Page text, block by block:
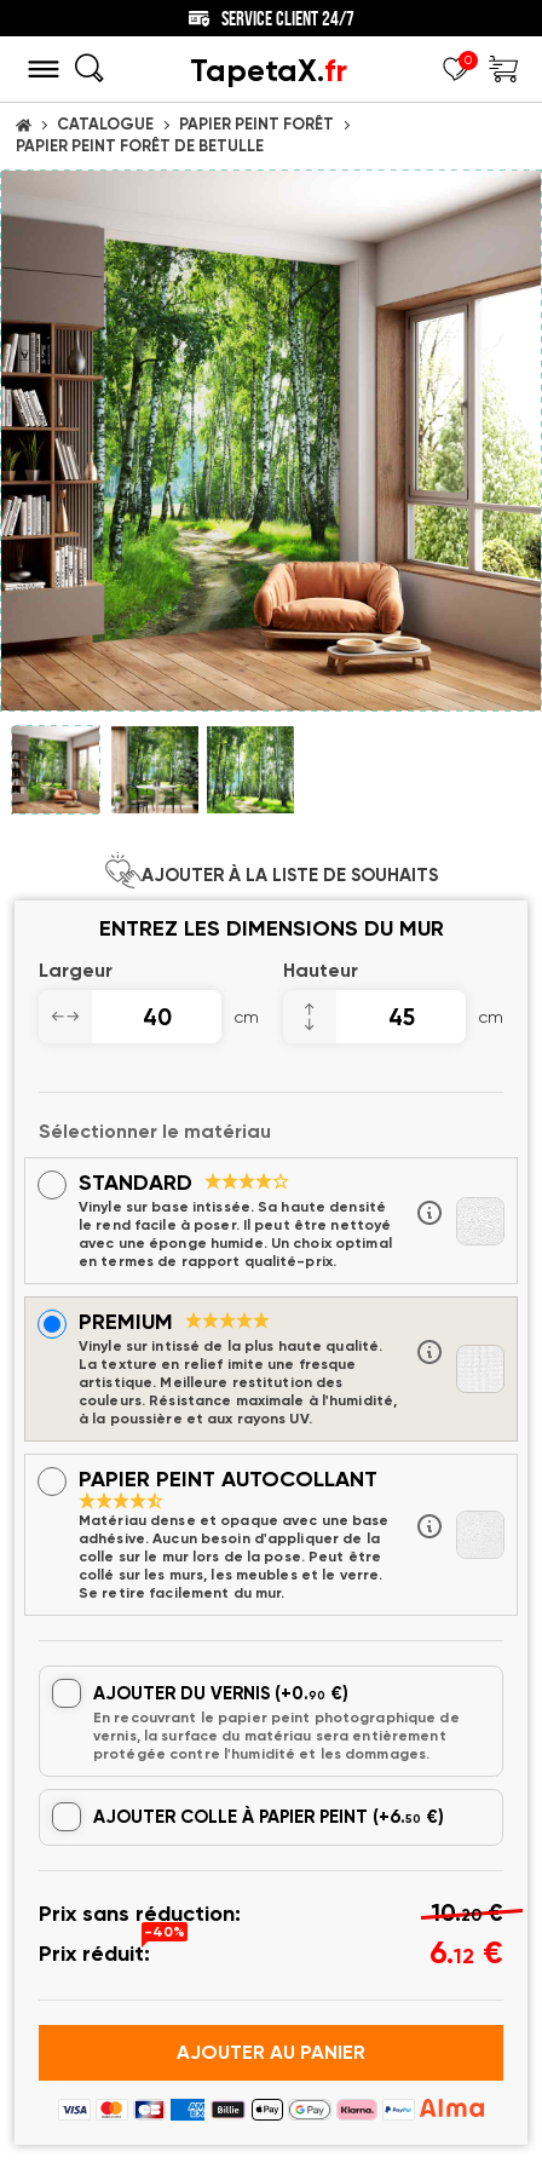
SERVICE CLIENT 24/7
TapetaX.fr 0
ACCUEILCATALOGUE
PAPIER PEINT FORÊT
PAPIER PEINT FORÊT DE BETULLE
AJOUTER À LA LISTE DE SOUHAITS
ENTREZ LES DIMENSIONS DU MUR
Largeur
cm
Hauteur
cm
Sélectionner le matériau
STANDARD
Vinyle sur base intissée. Sa haute densité
le rend facile à poser. Il peut être nettoyé
avec une éponge humide. Un choix optimal
en termes de rapport qualité-prix.
PREMIUM
Vinyle sur intissé de la plus haute qualité.
La texture en relief imite une fresque
artistique. Meilleure restitution des
couleurs. Résistance maximale à l'humidité,
à la poussière et aux rayons UV.
PAPIER PEINT AUTOCOLLANT
Matériau dense et opaque avec une base
adhésive. Aucun besoin d'appliquer de la
colle sur le mur lors de la pose. Peut être
collé sur les murs, les meubles et le verre.
Se retire facilement du mur.
AJOUTER DU VERNIS (+0.90 €)
En recouvrant le papier peint photographique de
vernis, la surface du matériau sera entièrement
protégée contre l'humidité et les dommages.
AJOUTER COLLE À PAPIER PEINT (+6.50 €)
Prix sans réduction: 10.20€
Prix réduit:
-40%
6.12 €
AJOUTER AU PANIER